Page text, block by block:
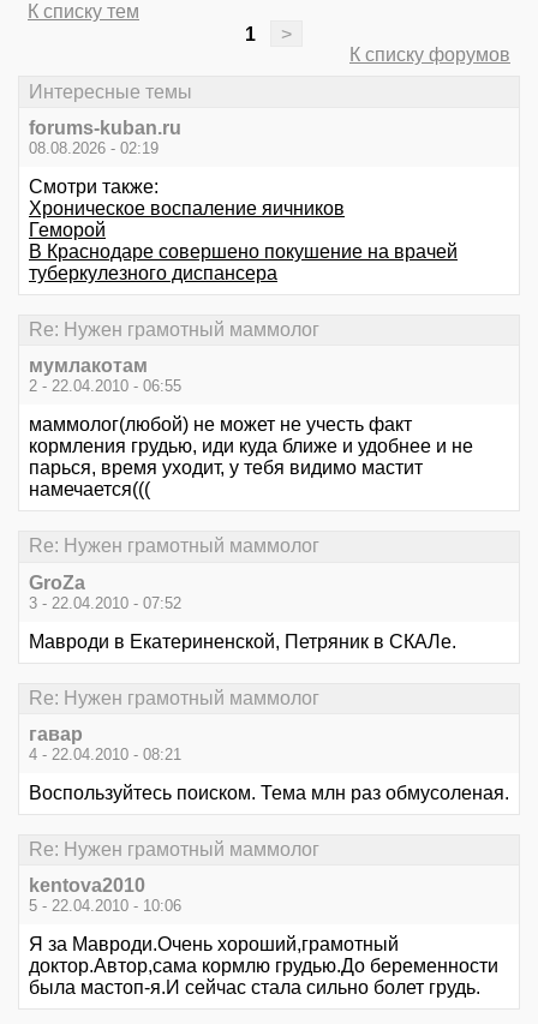
К списку тем
1
>
К списку форумов
Интересные темы
forums-kuban.ru
08.08.2026 - 02:19
Смотри также:
Хроническое воспаление яичников
Геморой
В Краснодаре совершено покушение на врачей
туберкулезного диспансера
Re: Нужен грамотный маммолог
мумлакотам
2 - 22.04.2010 - 06:55
маммолог(любой) не может не учесть факт
кормления грудью, иди куда ближе и удобнее и не
парься, время уходит, у тебя видимо мастит
намечается(((
Re: Нужен грамотный маммолог
GroZa
3 - 22.04.2010 - 07:52
Мавроди в Екатериненской, Петряник в СКАЛе.
Re: Нужен грамотный маммолог
гавар
4 - 22.04.2010 - 08:21
Воспользуйтесь поиском. Тема млн раз обмусоленая.
Re: Нужен грамотный маммолог
kentova2010
5 - 22.04.2010 - 10:06
Я за Мавроди.Очень хороший,грамотный
доктор.Автор,сама кормлю грудью.До беременности
была мастоп-я.И сейчас стала сильно болет грудь.